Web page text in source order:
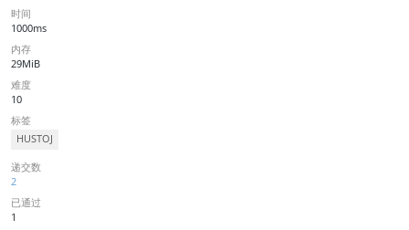
时间
1000ms
内存
29MiB
难度
10
标签
HUSTOJ
递交数
2
已通过
1